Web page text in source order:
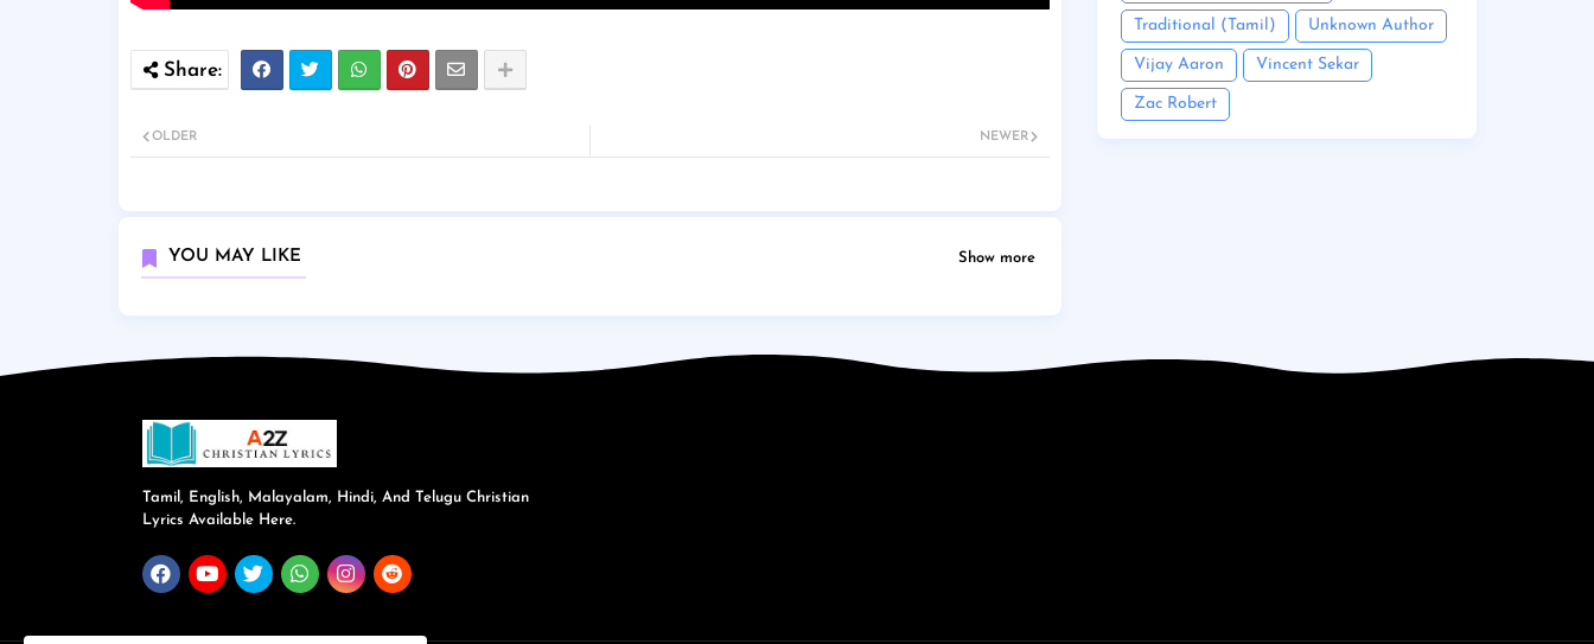
NEWER
OLDER
YOU MAY LIKE Show more
Traditional (Tamil) Unknown Author
Vijay Aaron Vincent Sekar
Zac Robert
Tamil, English, Malayalam, Hindi, And Telugu Christian
Lyrics Available Here.